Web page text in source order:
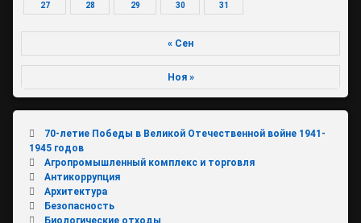
27 28 29 30 31
« Сен
Ноя »
70-летие Победы в Великой Отечественной войне 1941-
1945 годов
Агропромышленный комплекс и торговля
Антикоррупция
Архитектура
Безопасность
Биологические отходы